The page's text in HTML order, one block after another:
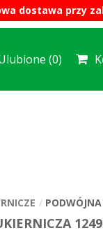
dostawa przy
(0)